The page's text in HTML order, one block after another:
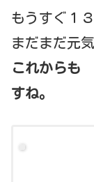
もうすぐ１
まだまだ元
これからも
すね。